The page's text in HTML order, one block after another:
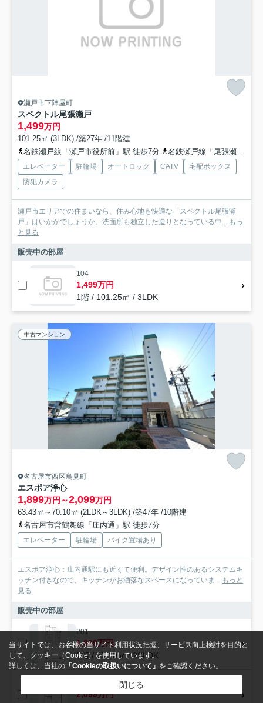
瀬戸市下陣屋町
スペクトル尾張瀬戸
1,499万円
101.25㎡ (3LDK) /築27年 /11階建
名鉄瀬戸線「瀬戸市役所前」駅 徒歩7分
名鉄瀬戸線「尾張瀬戸」駅 徒歩13分
エレベーター 駐輪場 オートロック CATV
宅配ボックス
防犯カメラ
瀬戸市エリアでの住まいなら、住み心地も快適な「スペクトル尾張瀬
戸」はいかがでしょうか。洗面所も独立した造りとなっている中...
もっ
と見る
販売中の部屋
104
1,499万円
1階 / 101.25㎡ / 3LDK
中古マンション
名古屋市西区鳥見町
エスポア浄心
1,899万円～2,099万円
63.43㎡～70.10㎡ (2LDK～3LDK) /築47年 /10階建
名古屋市営鶴舞線「庄内通」駅 徒歩7分
エレベーター 駐輪場 バイク置場あり
エスポア浄心：庄内通駅にも近くて便利。デザイン性のあるシステムキ
ッチン付きなので、キッチンがお洒落なスペースになっていま...
もっと
見る
販売中の部屋
201
1,899万円
2階 / 70.10㎡ / 2SLDK
2,099万円
当サイトでは、お客様の当サイト利用状況把握、サービス向上検討を目的と
して、クッキー（Cookie）を使用しています。
詳しくは、当社の 「Cookieの取扱いについて」 をご確認ください。
閉じる